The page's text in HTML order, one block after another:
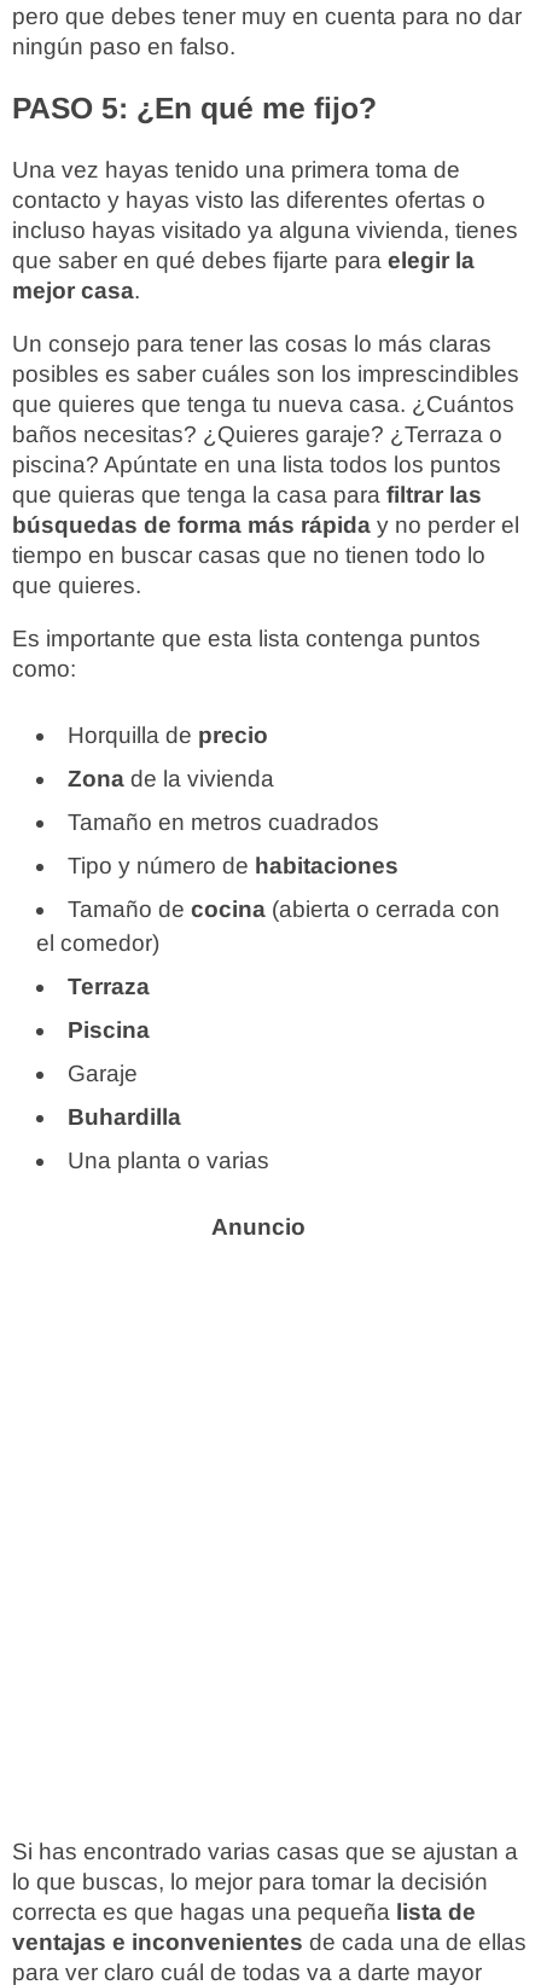
pero que debes tener muy en cuenta para no dar
ningún paso en falso.
PASO 5: ¿En qué me fijo?
Una vez hayas tenido una primera toma de
contacto y hayas visto las diferentes ofertas o
incluso hayas visitado ya alguna vivienda, tienes
que saber en qué debes fijarte para elegir la
mejor casa.
Un consejo para tener las cosas lo más claras
posibles es saber cuáles son los imprescindibles
que quieres que tenga tu nueva casa. ¿Cuántos
baños necesitas? ¿Quieres garaje? ¿Terraza o
piscina? Apúntate en una lista todos los puntos
que quieras que tenga la casa para filtrar las
búsquedas de forma más rápida y no perder el
tiempo en buscar casas que no tienen todo lo
que quieres.
Es importante que esta lista contenga puntos
como:
Horquilla de precio
Zona de la vivienda
Tamaño en metros cuadrados
Tipo y número de habitaciones
Tamaño de cocina (abierta o cerrada con
el comedor)
Terraza
Piscina
Garaje
Buhardilla
Una planta o varias
Si has encontrado varias casas que se ajustan a
lo que buscas, lo mejor para tomar la decisión
correcta es que hagas una pequeña lista de
ventajas e inconvenientes de cada una de ellas
para ver claro cuál de todas va a darte mayor